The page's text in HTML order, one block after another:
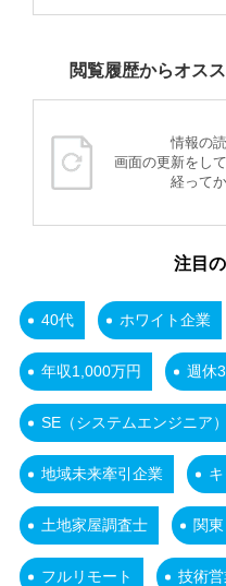
閲覧履歴からオス
情報の
画面の更新をし
経って
注目
40代 ホワイト企業
年収1,000万円 週休
SE（システムエンジニア）
地域未来牽引企業
土地家屋調査士 関東
フルリモート 技術